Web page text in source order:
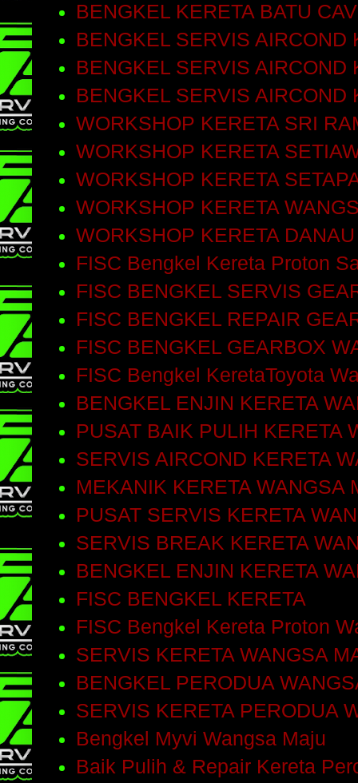
BENGKEL KERETA BATU
BENGKEL SERVIS AIRCOND
BENGKEL SERVIS AIRCOND
BENGKEL SERVIS AIRCOND
WORKSHOP KERETA SRI
WORKSHOP KERETA
WORKSHOP KERETA
WORKSHOP KERETA
WORKSHOP KERETA
FISC Bengkel Kereta Proton
FISC BENGKEL SERVIS
FISC BENGKEL REPAIR
FISC BENGKEL GEARBOX
FISC Bengkel KeretaToyota
BENGKEL ENJIN KERETA
PUSAT BAIK PULIH KERETA
SERVIS AIRCOND KERETA
MEKANIK KERETA WANGSA
PUSAT SERVIS KERETA
SERVIS BREAK KERETA
BENGKEL ENJIN KERETA
FISC BENGKEL KERETA
FISC Bengkel Kereta Proton
SERVIS KERETA WANGSA
BENGKEL PERODUA
SERVIS KERETA PERODUA
Bengkel Myvi Wangsa Maju
Baik Pulih & Repair Kereta